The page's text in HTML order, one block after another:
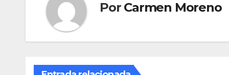
Por Carmen Moreno